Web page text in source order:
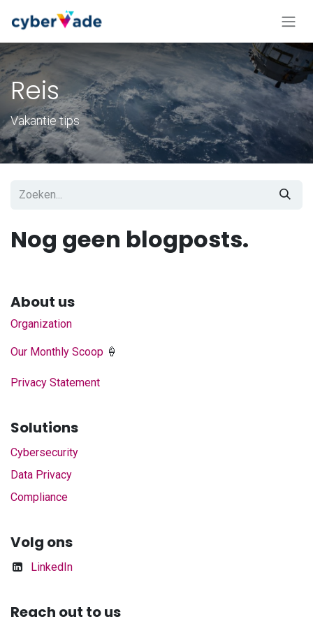
Overslaan naar inhoud
Reis
Vakantie tips
Nog geen blogposts.
About us
Organization
Our Monthly Scoop 🍦
Privacy Statement
Solutions
Cybersecurity
Data Privacy
Compliance
Volg ons
LinkedIn
Reach out to us